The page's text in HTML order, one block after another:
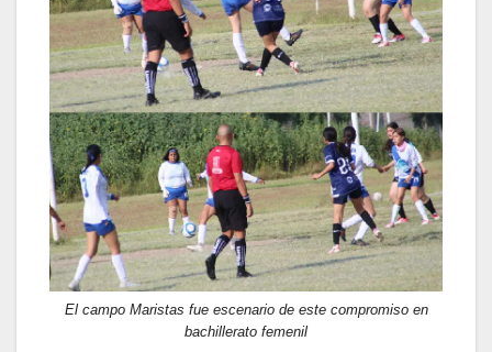
El campo Maristas fue escenario de este compromiso en
bachillerato femenil